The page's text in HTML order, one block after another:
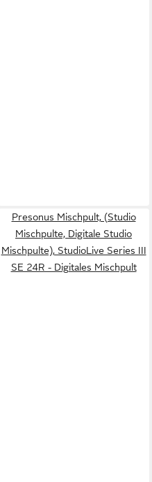
Presonus Mischpult, (Studio
Mischpulte, Digitale Studio
Mischpulte), StudioLive Series III
SE 24R - Digitales Mischpult